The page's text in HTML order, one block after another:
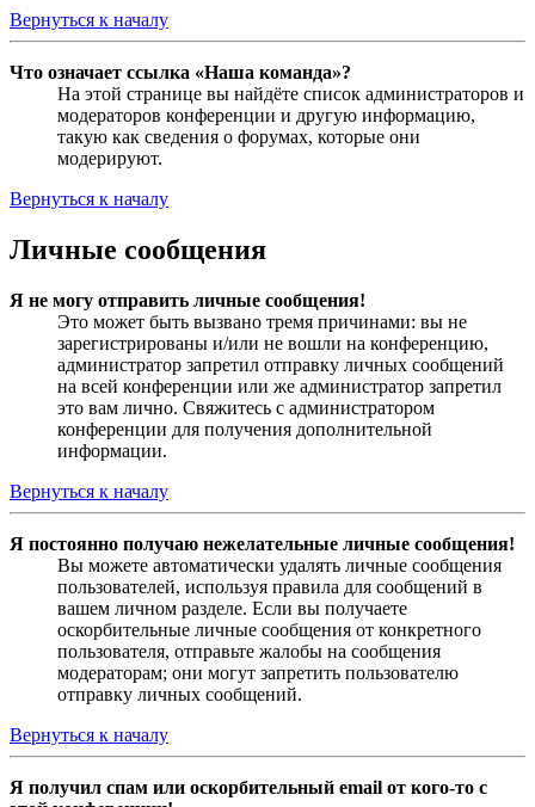
Вернуться к началу
Что означает ссылка «Наша команда»?
На этой странице вы найдёте список администраторов и
модераторов конференции и другую информацию,
такую как сведения о форумах, которые они
модерируют.
Вернуться к началу
Личные сообщения
Я не могу отправить личные сообщения!
Это может быть вызвано тремя причинами: вы не
зарегистрированы и/или не вошли на конференцию,
администратор запретил отправку личных сообщений
на всей конференции или же администратор запретил
это вам лично. Свяжитесь с администратором
конференции для получения дополнительной
информации.
Вернуться к началу
Я постоянно получаю нежелательные личные сообщения!
Вы можете автоматически удалять личные сообщения
пользователей, используя правила для сообщений в
вашем личном разделе. Если вы получаете
оскорбительные личные сообщения от конкретного
пользователя, отправьте жалобы на сообщения
модераторам; они могут запретить пользователю
отправку личных сообщений.
Вернуться к началу
Я получил спам или оскорбительный email от кого-то с